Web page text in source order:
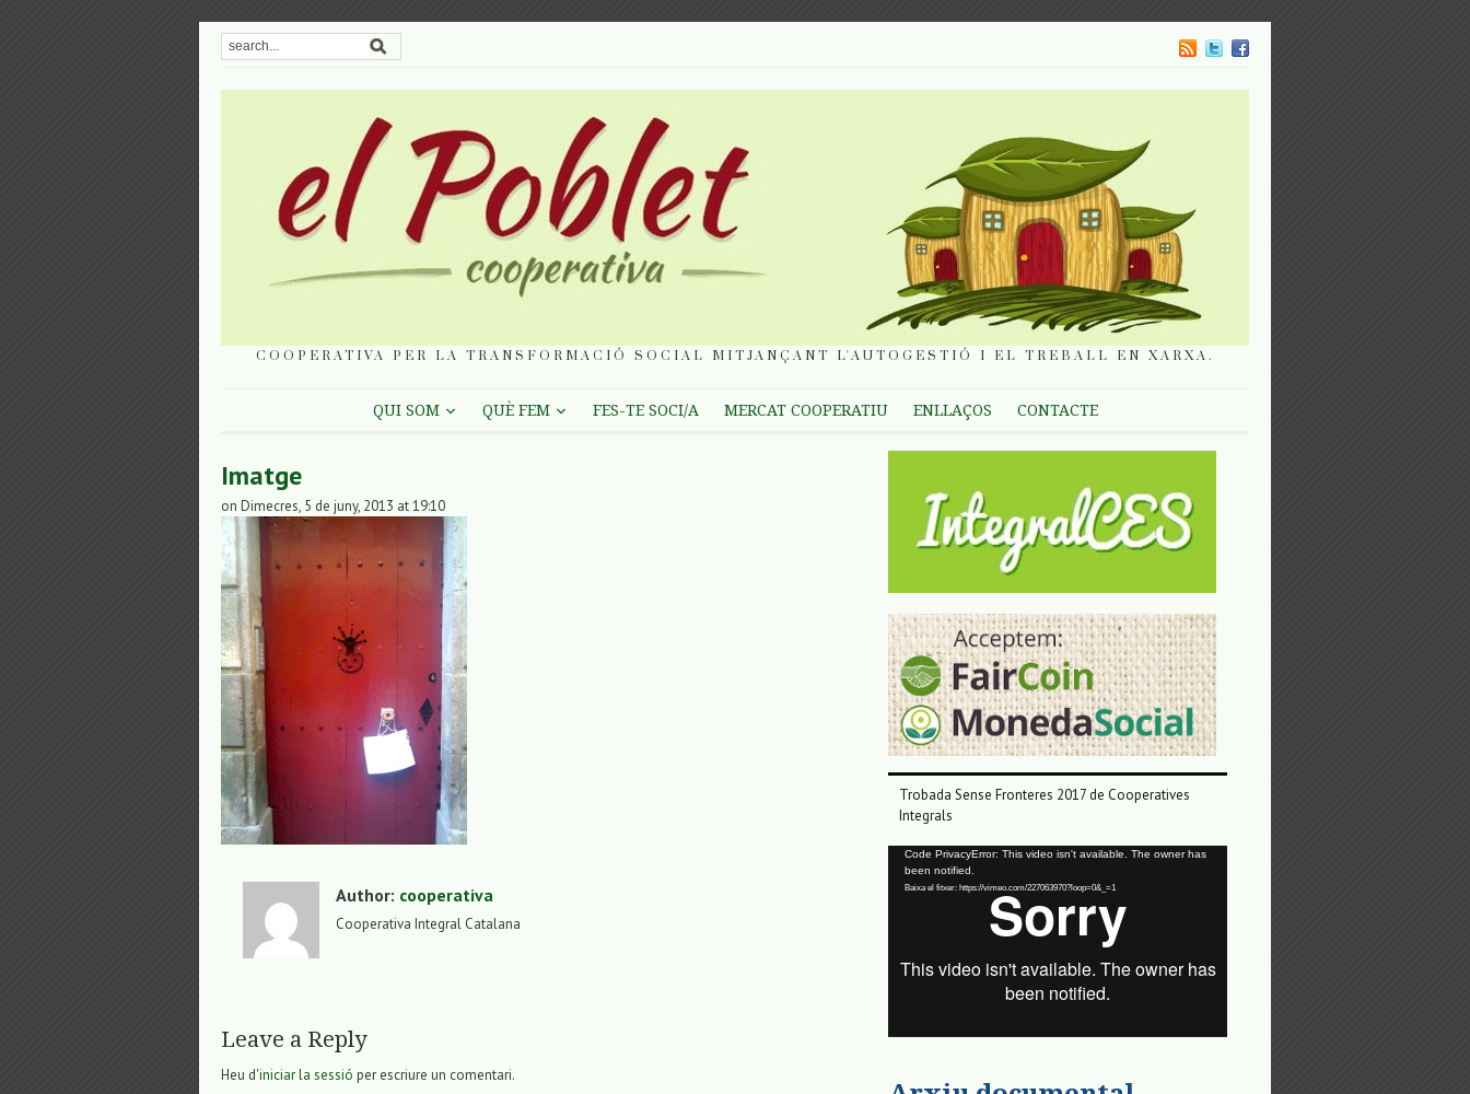
COOPERATIVA PER LA TRANSFORMACIÓ SOCIAL MITJANÇANT L'AUTOGESTIÓ I EL TREBALL EN XARXA.
QUI SOM QUÈ FEM FES-TE SOCI/A MERCAT COOPERATIU ENLLAÇOS CONTACTE
Imatge
on Dimecres, 5 de juny, 2013 at 19:10
Author: cooperativa
Cooperativa Integral Catalana
Leave a Reply
Heu d'iniciar la sessió per escriure un comentari.
Trobada Sense Fronteres 2017 de Cooperatives
Integrals
Reproductor
vídeo
Code PrivacyError: This video isn't available. The owner has
been notified.
Baixa el fitxer: https://vimeo.com/227063970?loop=0&_=1